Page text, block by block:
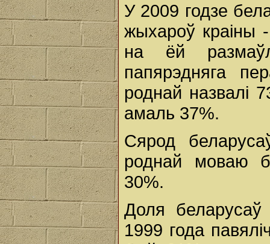
У 2009 годзе
жыхароў краіны
на ёй
папярэдняга
роднай назвалі
амаль 37%.
Сярод
роднай моваю
30%.
Доля беларусаў
1999 года